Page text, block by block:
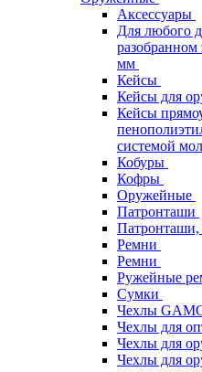
Аксессуары
Для любого
разобранном
мм
Кейсы
Кейсы для
Кейсы
системой
Кобуры
Кофры
Оружейные
Патронташи
Патронташи,
Ремни
Ремни
Ружейные
Сумки
Чехлы
Чехлы для
Чехлы для
Чехлы для